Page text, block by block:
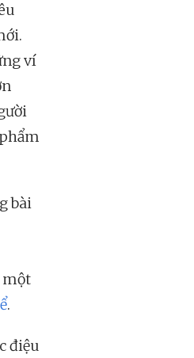
ví
bài
một
.
điệu